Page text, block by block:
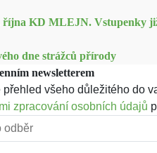
října KD MLEJN. Vstupenky
dne strážců přírody
newsletterem
všeho důležitého do
zpracování osobních údajů